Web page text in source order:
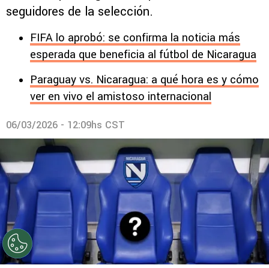
seguidores de la selección.
FIFA lo aprobó: se confirma la noticia más
esperada que beneficia al fútbol de Nicaragua
Paraguay vs. Nicaragua: a qué hora es y cómo
ver en vivo el amistoso internacional
06/03/2026 - 12:09hs CST